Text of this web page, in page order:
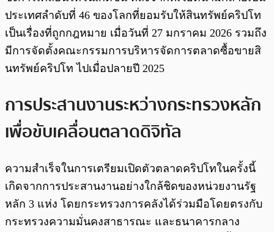
ประเทศลำดับที่ 46 ของโลกที่ยอมรับให้สินทรัพย์คริปโท
เป็นเรื่องที่ถูกกฎหมาย เมื่อวันที่ 27 มกราคม 2026 รวมถึง
มีการจัดตั้งคณะกรรมการบริหารจัดการตลาดซื้อขายสิ
นทรัพย์คริปโท ไปเมื่อปลายปี 2025
การประสานงานระหว่างกระทรวงหลัก
เพื่อขับเคลื่อนตลาดดิจิทัล
ความสำเร็จในการเตรียมเปิดตัวตลาดคริปโทในครั้งนี้
เกิดจากการประสานงานอย่างใกล้ชิดของหน่วยงานรัฐ
หลัก 3 แห่ง โดยกระทรวงการคลังได้ร่วมมือโดยตรงกับ
กระทรวงความมั่นคงสาธารณะ และธนาคารกลาง